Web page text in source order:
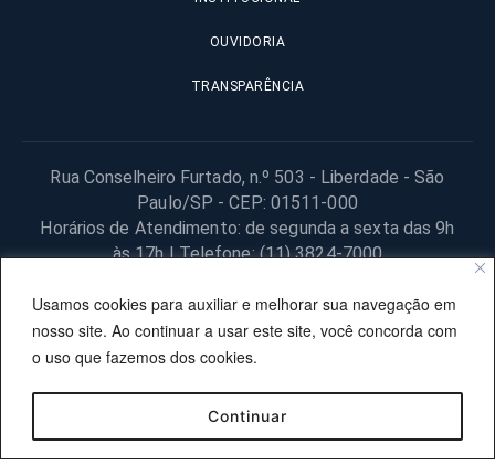
Usamos cookies para auxiliar e melhorar sua navegação em
nosso site. Ao continuar a usar este site, você concorda com
o uso que fazemos dos cookies.
Continuar
OUVIDORIA
TRANSPARÊNCIA
Rua Conselheiro Furtado, n.º 503 - Liberdade - São
Paulo/SP - CEP: 01511-000
Horários de Atendimento: de segunda a sexta das 9h
às 17h | Telefone: (11) 3824-7000
© 2025 Fundação Procon – SP – Todos os direitos reservados. |
Site desenvolvido pela PRODESP.